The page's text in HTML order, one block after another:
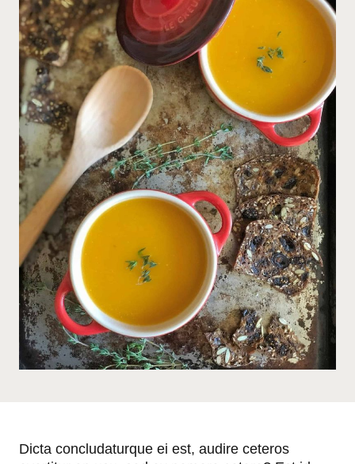
Dicta concludaturque ei est, audire ceteros